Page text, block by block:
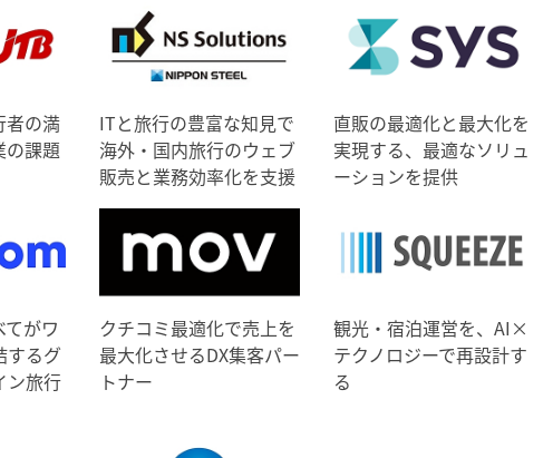
者の満
の課題
ITと旅行の豊富な知見で
海外・国内旅行のウェブ
販売と業務効率化を支援
直販の最適化と最大化を
実現する、最適なソリュ
ーションを提供
がワ
するグ
ン旅行
クチコミ最適化で売上を
最大化させるDX集客パー
トナー
観光・宿泊運営を、AI×
テクノロジーで再設計す
る